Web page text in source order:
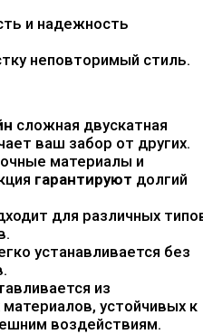
и надежность
неповторимый стиль.
сложная двускатная
ваш забор от других.
материалы и
гарантируют долгий
для различных
устанавливается без
из
устойчивых к
воздействиям.